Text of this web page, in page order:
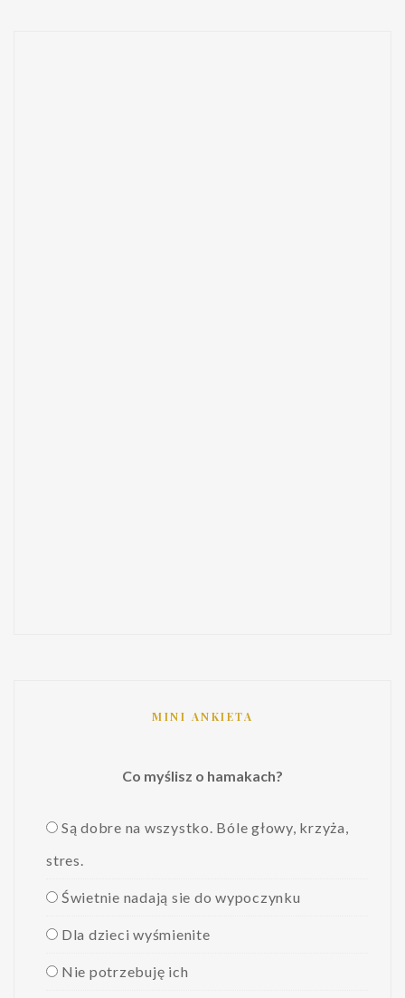
MINI ANKIETA
Co myślisz o hamakach?
Są dobre na wszystko. Bóle głowy, krzyża,
stres.
Świetnie nadają sie do wypoczynku
Dla dzieci wyśmienite
Nie potrzebuję ich